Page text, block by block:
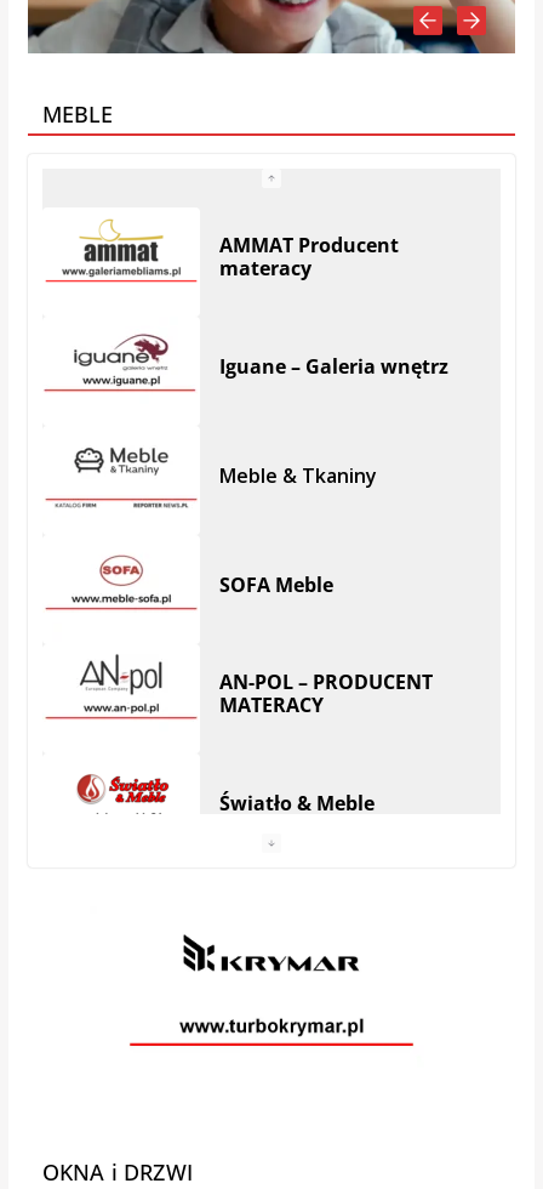
MEBLE
AMMAT Producent
materacy
Iguane – Galeria wnętrz
Meble & Tkaniny
SOFA Meble
AN-POL – PRODUCENT
MATERACY
Światło & Meble
VEGA MEBLE
OKNA i DRZWI